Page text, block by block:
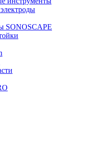
SONOSCAPE